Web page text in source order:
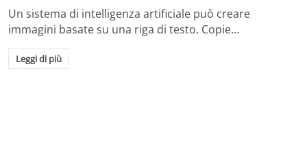
Un sistema di intelligenza artificiale può creare
immagini basate su una riga di testo. Copie…
Leggi di più